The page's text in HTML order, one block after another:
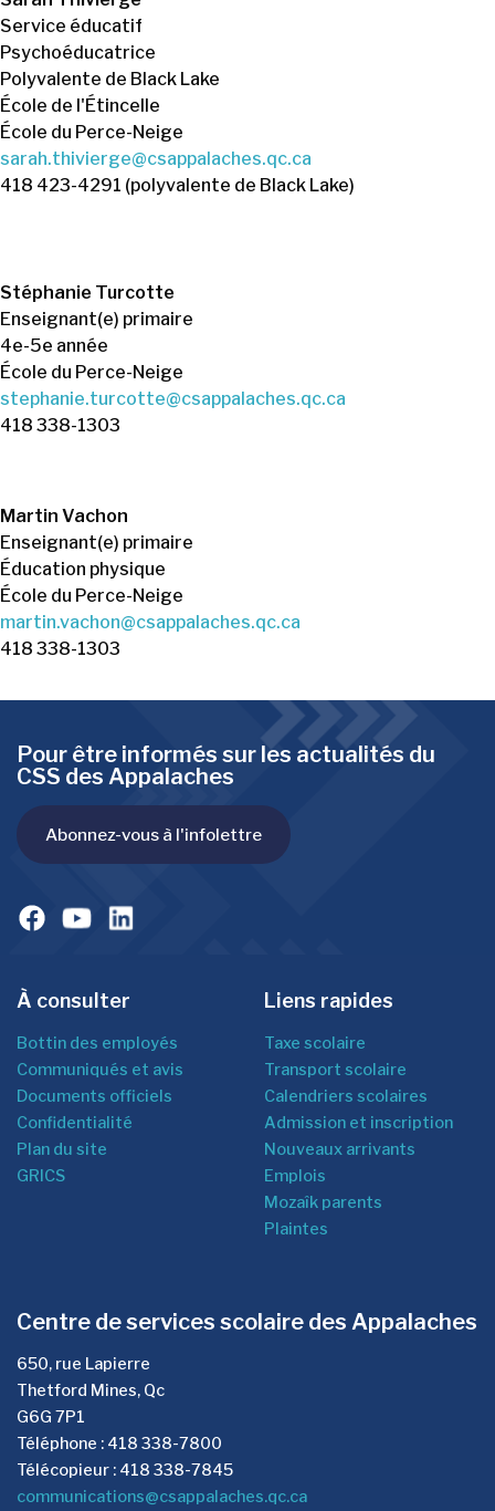
Service éducatif
Psychoéducatrice
Polyvalente de Black Lake
École de l'Étincelle
École du Perce-Neige
sarah.thivierge@csappalaches.qc.ca
418 423-4291 (polyvalente de Black Lake)
Stéphanie Turcotte
Enseignant(e) primaire
4e-5e année
École du Perce-Neige
stephanie.turcotte@csappalaches.qc.ca
418 338-1303
Martin Vachon
Enseignant(e) primaire
Éducation physique
École du Perce-Neige
martin.vachon@csappalaches.qc.ca
418 338-1303
Pour être informés sur les actualités du
CSS des Appalaches
Abonnez-vous à l'infolettre
À consulter
Bottin des employés
Communiqués et avis
Documents officiels
Confidentialité
Plan du site
GRICS
Liens rapides
Taxe scolaire
Transport scolaire
Calendriers scolaires
Admission et inscription
Nouveaux arrivants
Emplois
Mozaîk parents
Plaintes
Centre de services scolaire des Appalaches
650, rue Lapierre
Thetford Mines, Qc
G6G 7P1
Téléphone : 418 338-7800
Télécopieur : 418 338-7845
communications@csappalaches.qc.ca